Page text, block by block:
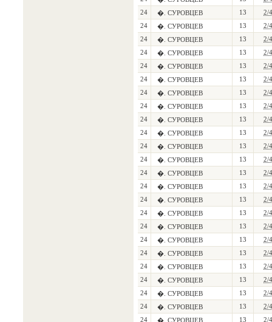
24
�. СУРОВЦЕВ 13
2/4
24
�. СУРОВЦЕВ 13
2/4
24
�. СУРОВЦЕВ 13
2/4
24
�. СУРОВЦЕВ 13
2/4
24
�. СУРОВЦЕВ 13
2/4
24
�. СУРОВЦЕВ 13
2/4
24
�. СУРОВЦЕВ 13
2/4
24
�. СУРОВЦЕВ 13
2/4
24
�. СУРОВЦЕВ 13
2/4
24
�. СУРОВЦЕВ 13
2/4
24
�. СУРОВЦЕВ 13
2/4
24
�. СУРОВЦЕВ 13
2/4
24
�. СУРОВЦЕВ 13
2/4
24
�. СУРОВЦЕВ 13
2/4
24
�. СУРОВЦЕВ 13
2/4
24
�. СУРОВЦЕВ 13
2/4
24
�. СУРОВЦЕВ 13
2/4
24
�. СУРОВЦЕВ 13
2/4
24
�. СУРОВЦЕВ 13
2/4
24
�. СУРОВЦЕВ 13
2/4
24
�. СУРОВЦЕВ 13
2/4
24
�. СУРОВЦЕВ 13
2/4
24
�. СУРОВЦЕВ 13
2/4
24
�. СУРОВЦЕВ 13
2/4